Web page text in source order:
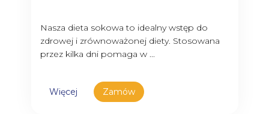
Nasza dieta sokowa to idealny wstęp do
zdrowej i zrównoważonej diety. Stosowana
przez kilka dni pomaga w ...
Więcej Zamów